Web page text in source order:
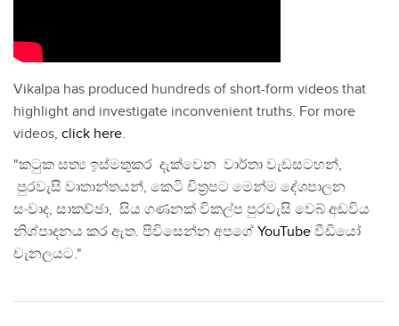
Vikalpa has produced hundreds of short-form videos that
highlight and investigate inconvenient truths. For more
videos, click here.
"කටුක සත්‍ය ඉස්මතුකර දැක්වෙන වාර්තා වැඩසටහන්,
පුරවැසි වෘතාන්තයන්, කෙටි චිත්‍රපට මෙන්ම දේශපාලන
සංවාද, සාකච්ඡා, සිය ගණනක් විකල්ප පුරවැසි වෙබ් අඩවිය
නිශ්පාදනය කර ඇත. පිවිසෙන්න අපගේ YouTube වීඩියෝ
චැනලයට."